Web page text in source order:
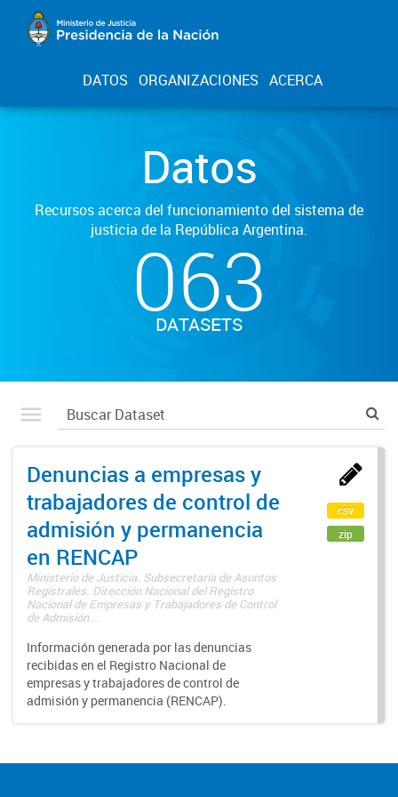
DATOS ORGANIZACIONES ACERCA
Datos
Recursos acerca del funcionamiento del sistema de
justicia de la República Argentina.
063
DATASETS
Denuncias a empresas y
trabajadores de control de
admisión y permanencia
en RENCAP
Ministerio de Justicia. Subsecretaría de Asuntos
Registrales. Dirección Nacional del Registro
Nacional de Empresas y Trabajadores de Control
de Admisión...
Información generada por las denuncias
recibidas en el Registro Nacional de
empresas y trabajadores de control de
admisión y permanencia (RENCAP).
csv
zip